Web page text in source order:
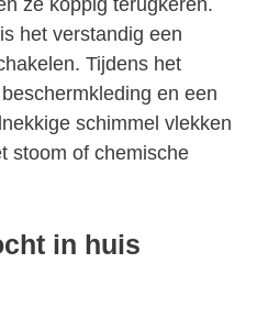
het verstandig een
Tijdens het
en een
schimmel vlekken
stoom of chemische
in huis